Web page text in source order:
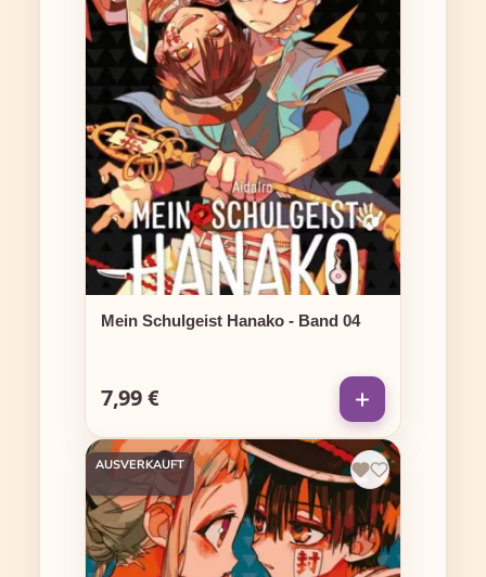
Mein Schulgeist Hanako - Band 04
Regulärer Preis:
7,99 €
AUSVERKAUFT